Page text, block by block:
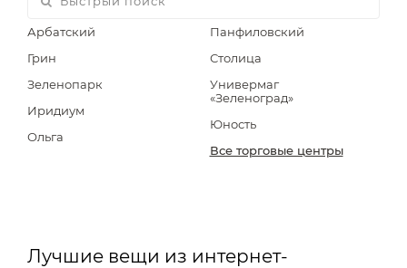
Арбатский
Грин
Зеленопарк
Иридиум
Ольга
Панфиловский
Столица
Универмаг
«Зеленоград»
Юность
Все торговые центры
Лучшие вещи из интернет-